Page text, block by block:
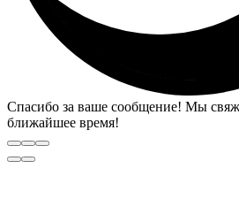
Спасибо за ваше сообщение! Мы
ближайшее время!